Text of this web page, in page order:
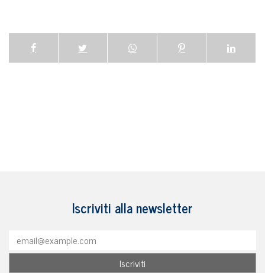
Iscriviti alla newsletter